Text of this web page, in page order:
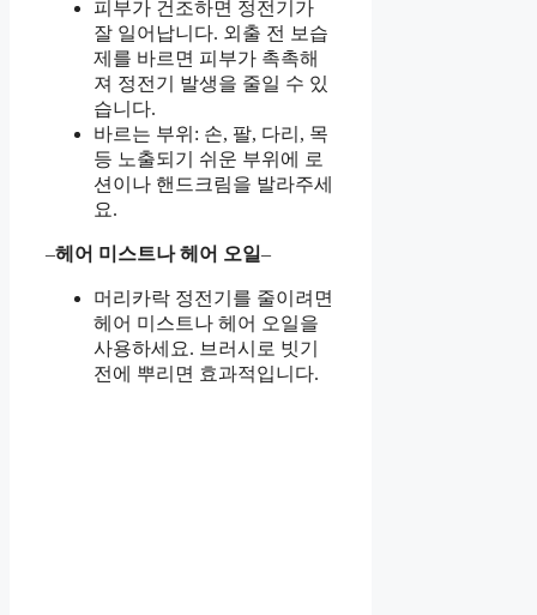
피부가 건조하면 정전기가
잘 일어납니다. 외출 전 보습
제를 바르면 피부가 촉촉해
져 정전기 발생을 줄일 수 있
습니다.
바르는 부위: 손, 팔, 다리, 목
등 노출되기 쉬운 부위에 로
션이나 핸드크림을 발라주세
요.
–헤어 미스트나 헤어 오일–
머리카락 정전기를 줄이려면
헤어 미스트나 헤어 오일을
사용하세요. 브러시로 빗기
전에 뿌리면 효과적입니다.